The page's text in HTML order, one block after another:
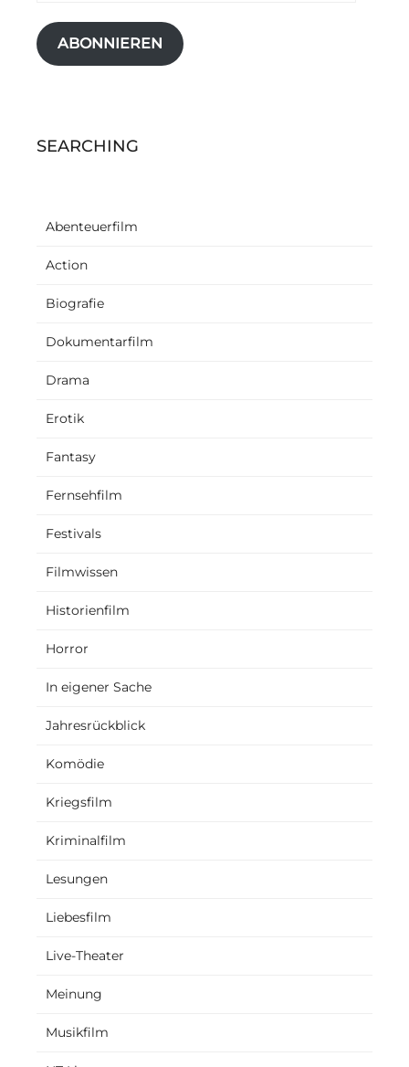
ABONNIEREN
SEARCHING
Abenteuerfilm
Action
Biografie
Dokumentarfilm
Drama
Erotik
Fantasy
Fernsehfilm
Festivals
Filmwissen
Historienfilm
Horror
In eigener Sache
Jahresrückblick
Komödie
Kriegsfilm
Kriminalfilm
Lesungen
Liebesfilm
Live-Theater
Meinung
Musikfilm